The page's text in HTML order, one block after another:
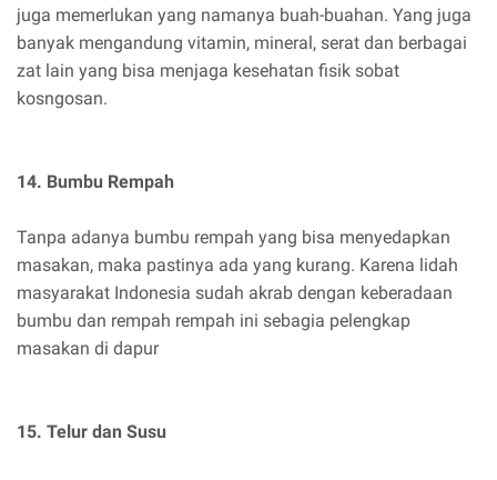
juga memerlukan yang namanya buah-buahan. Yang juga
banyak mengandung vitamin, mineral, serat dan berbagai
zat lain yang bisa menjaga kesehatan fisik sobat
kosngosan.
14. Bumbu Rempah
Tanpa adanya bumbu rempah yang bisa menyedapkan
masakan, maka pastinya ada yang kurang. Karena lidah
masyarakat Indonesia sudah akrab dengan keberadaan
bumbu dan rempah rempah ini sebagia pelengkap
masakan di dapur
15. Telur dan Susu